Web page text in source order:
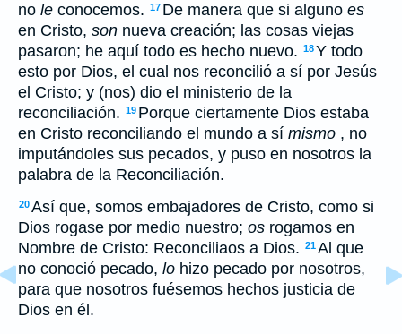
no le conocemos. 17 De manera que si alguno es
en Cristo, son nueva creación; las cosas viejas
pasaron; he aquí todo es hecho nuevo. 18Y todo
esto por Dios, el cual nos reconcilió a sí por Jesús
el Cristo; y (nos) dio el ministerio de la
reconciliación. 19 Porque ciertamente Dios estaba
en Cristo reconciliando el mundo a sí mismo , no
imputándoles sus pecados, y puso en nosotros la
palabra de la Reconciliación.
20Así que, somos embajadores de Cristo, como si
Dios rogase por medio nuestro; os rogamos en
Nombre de Cristo: Reconciliaos a Dios. 21Al que
no conoció pecado, lo hizo pecado por nosotros,
para que nosotros fuésemos hechos justicia de
Dios en él.